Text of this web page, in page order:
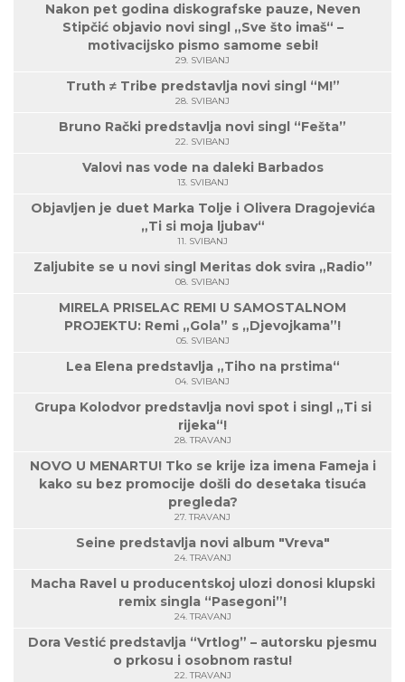
Nakon pet godina diskografske pauze, Neven
Stipčić objavio novi singl „Sve što imaš“ –
motivacijsko pismo samome sebi!
29. SVIBANJ
Truth ≠ Tribe predstavlja novi singl “M!”
28. SVIBANJ
Bruno Rački predstavlja novi singl “Fešta”
22. SVIBANJ
Valovi nas vode na daleki Barbados
13. SVIBANJ
Objavljen je duet Marka Tolje i Olivera Dragojevića
„Ti si moja ljubav“
11. SVIBANJ
Zaljubite se u novi singl Meritas dok svira „Radio”
08. SVIBANJ
MIRELA PRISELAC REMI U SAMOSTALNOM
PROJEKTU: Remi „Gola” s „Djevojkama”!
05. SVIBANJ
Lea Elena predstavlja „Tiho na prstima“
04. SVIBANJ
Grupa Kolodvor predstavlja novi spot i singl „Ti si
rijeka“!
28. TRAVANJ
NOVO U MENARTU! Tko se krije iza imena Fameja i
kako su bez promocije došli do desetaka tisuća
pregleda?
27. TRAVANJ
Seine predstavlja novi album "Vreva"
24. TRAVANJ
Macha Ravel u producentskoj ulozi donosi klupski
remix singla “Pasegoni”!
24. TRAVANJ
Dora Vestić predstavlja “Vrtlog” – autorsku pjesmu
o prkosu i osobnom rastu!
22. TRAVANJ